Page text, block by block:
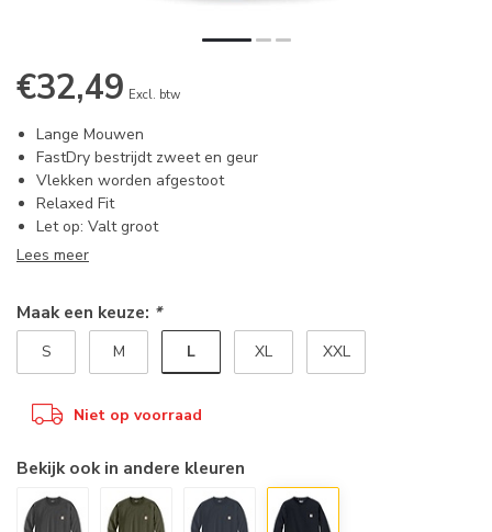
€32,49 Excl. btw
Lange Mouwen
FastDry bestrijdt zweet en geur
Vlekken worden afgestoot
Relaxed Fit
Let op: Valt groot
Lees meer
Maak een keuze: *
S M L XL XXL
Niet op voorraad
Bekijk ook in andere kleuren